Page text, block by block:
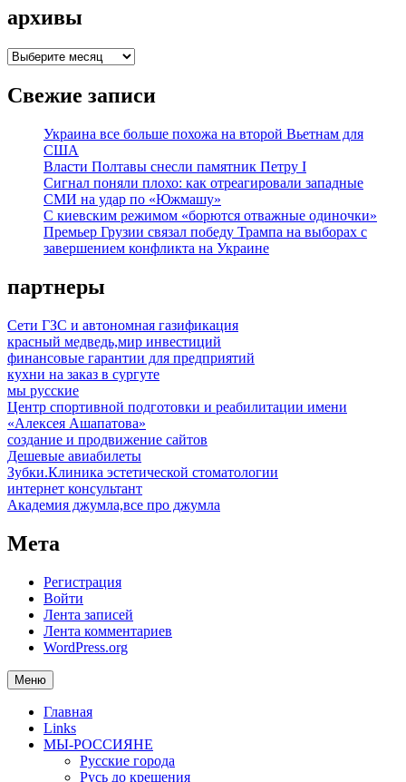
архивы
архивы
Свежие записи
Украина все больше похожа на второй Вьетнам для
США
Власти Полтавы снесли памятник Петру I
Сигнал поняли плохо: как отреагировали западные
СМИ на удар по «Южмашу»
С киевским режимом «борются отважные одиночки»
Премьер Грузии связал победу Трампа на выборах с
завершением конфликта на Украине
партнеры
Сети ГЗС и автономная газификация
красный медведь,мир инвестиций
финансовые гарантии для предприятий
кухни на заказ в сургуте
мы русские
Центр спортивной подготовки и реабилитации имени
«Алексея Ашапатова»
создание и продвижение сайтов
Дешевые авиабилеты
Зубки.Клиника эстетической стоматологии
интернет консультант
Академия джумла,все про джумла
Мета
Регистрация
Войти
Лента записей
Лента комментариев
WordPress.org
Меню
Главная
Links
МЫ-РОССИЯНЕ
Русские города
Русь до крещения